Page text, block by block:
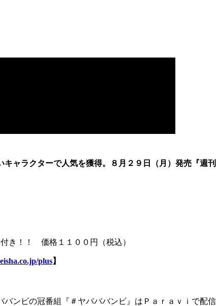
キャラクターで人気を獲得。８月２９日（月）発売『週刊
き！！ 価格１１００円（税込）
plus】
ンビの冠番組『＃ヤバババンビ』はＰａｒａｖｉで配信